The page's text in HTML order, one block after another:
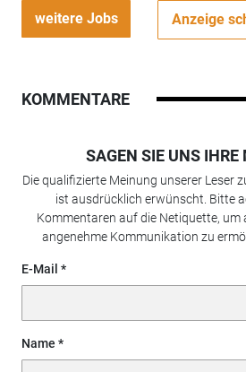
weitere Jobs Anzeige
KOMMENTARE
SAGEN SIE UNS IHRE
Die qualifizierte Meinung unserer Leser
ist ausdrücklich erwünscht. Bitte
Kommentaren auf die Netiquette, um
angenehme Kommunikation zu
E-Mail
Name